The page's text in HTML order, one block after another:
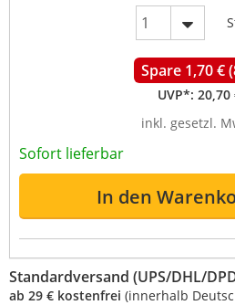
Spare 1,70 €
UVP*: 20,70
inkl. gesetzl.
Sofort lieferbar
In den
Standardversand (UPS/DHL/
ab 29 € kostenfrei (innerhalb